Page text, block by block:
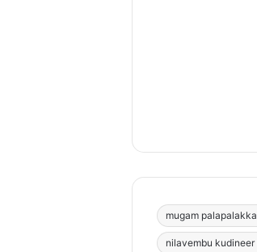
mugam palapalakka
nilavembu kudineer